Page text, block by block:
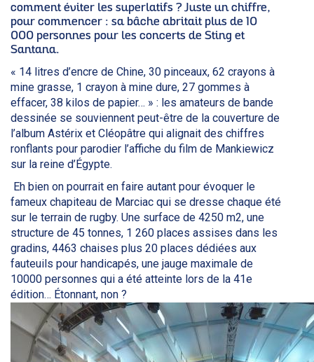
comment éviter les superlatifs ? Juste un chiffre,
pour commencer : sa bâche abritait plus de 10
000 personnes pour les concerts de Sting et
Santana.
« 14 litres d’encre de Chine, 30 pinceaux, 62 crayons à
mine grasse, 1 crayon à mine dure, 27 gommes à
effacer, 38 kilos de papier… » : les amateurs de bande
dessinée se souviennent peut-être de la couverture de
l’album Astérix et Cléopâtre qui alignait des chiffres
ronflants pour parodier l’affiche du film de Mankiewicz
sur la reine d’Égypte.
Eh bien on pourrait en faire autant pour évoquer le
fameux chapiteau de Marciac qui se dresse chaque été
sur le terrain de rugby. Une surface de 4250 m2, une
structure de 45 tonnes, 1 260 places assises dans les
gradins, 4463 chaises plus 20 places dédiées aux
fauteuils pour handicapés, une jauge maximale de
10000 personnes qui a été atteinte lors de la 41e
édition… Étonnant, non ?